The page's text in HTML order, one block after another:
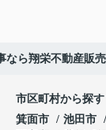
なら翔栄不動産販
市区町村から探す
箕面市
池田市